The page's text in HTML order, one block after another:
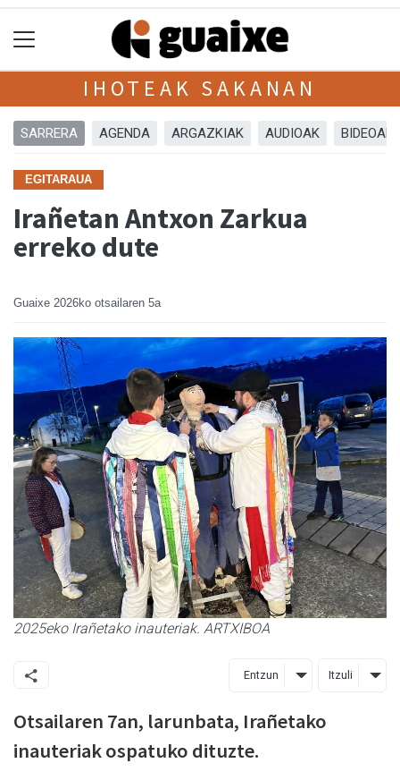
IHOTEAK SAKANAN
SARRERA AGENDA ARGAZKIAK AUDIOAK BIDEOAK
EGITARAUA
Irañetan Antxon Zarkua
erreko dute
Guaixe 2026ko otsailaren 5a
2025eko Irañetako inauteriak. ARTXIBOA
Entzun Itzuli
Otsailaren 7an, larunbata, Irañetako
inauteriak ospatuko dituzte.